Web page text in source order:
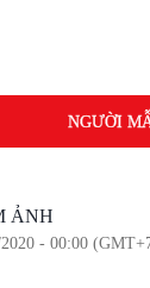
NGƯỜI
ẢNH
- 00:00